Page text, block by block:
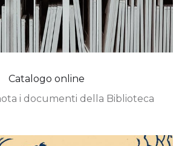
Catalogo online
i documenti della Biblioteca